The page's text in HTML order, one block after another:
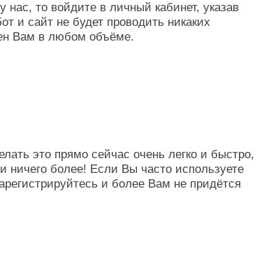
то войдите в личный кабинет, указав
и сайт не будет проводить никаких
Вам в любом объёме.
это прямо сейчас очень легко и быстро,
ничего более! Если Вы часто используете
и более Вам не придётся